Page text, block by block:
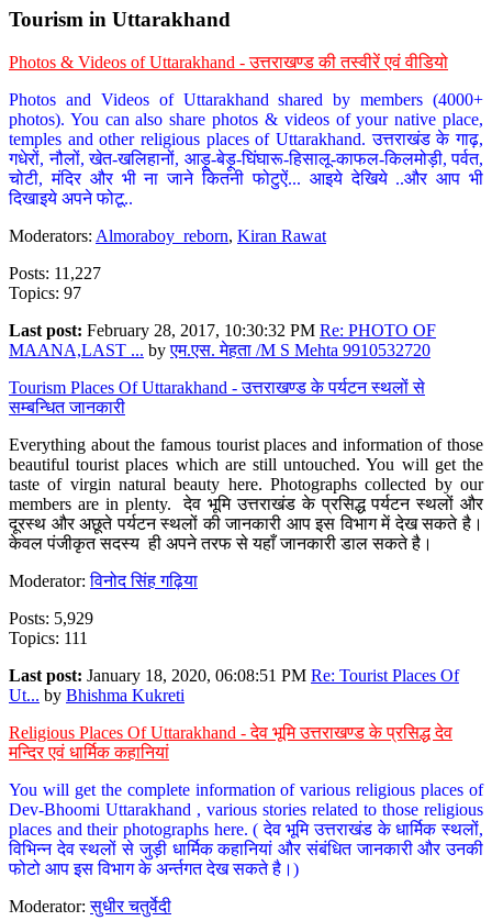
Tourism in Uttarakhand
Photos & Videos of Uttarakhand - उत्तराखण्ड की तस्वीरें एवं वीडियो
Photos and Videos of Uttarakhand shared by members (4000+
photos). You can also share photos & videos of your native place,
temples and other religious places of Uttarakhand. उत्तराखंड के गाढ़,
गधेरों, नौलों, खेत-खलिहानों, आड़ू-बेड़ू-घिंघारू-हिसालू-काफल-किलमोड़ी, पर्वत,
चोटी, मंदिर और भी ना जाने कितनी फोटुऐं... आइये देखिये ..और आप भी
दिखाइये अपने फोटू..
Moderators: Almoraboy_reborn, Kiran Rawat
Posts: 11,227
Topics: 97
Last post: February 28, 2017, 10:30:32 PM Re: PHOTO OF
MAANA,LAST ... byएम.एस. मेहता /M S Mehta 9910532720
Tourism Places Of Uttarakhand - उत्तराखण्ड के पर्यटन स्थलों से
सम्बन्धित जानकारी
Everything about the famous tourist places and information of those
beautiful tourist places which are still untouched. You will get the
taste of virgin natural beauty here. Photographs collected by our
members are in plenty. देव भूमि उत्तराखंड के प्रसिद्ध पर्यटन स्थलों और
दूरस्थ और अछूते पर्यटन स्थलों की जानकारी आप इस विभाग में देख सकते है।
केवल पंजीकृत सदस्य ही अपने तरफ से यहाँ जानकारी डाल सकते है।
Moderator:विनोद सिंह गढ़िया
Posts: 5,929
Topics: 111
Last post: January 18, 2020, 06:08:51 PM Re: Tourist Places Of
Ut... by Bhishma Kukreti
Religious Places Of Uttarakhand - देव भूमि उत्तराखण्ड के प्रसिद्ध देव
मन्दिर एवं धार्मिक कहानियां
You will get the complete information of various religious places of
Dev-Bhoomi Uttarakhand , various stories related to those religious
places and their photographs here. ( देव भूमि उत्तराखंड के धार्मिक स्थलों,
विभिन्न देव स्थलों से जुड़ी धार्मिक कहानियां और संबंधित जानकारी और उनकी
फोटो आप इस विभाग के अर्न्तगत देख सकते है।)
Moderator:सुधीर चतुर्वेदी